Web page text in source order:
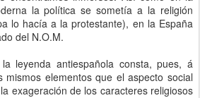
la política se sometía a la religión
lo hacía a la protestante), en la España
del N.O.M.
leyenda antiespañola consta, pues, á
mismos elementos que el aspecto social
exageración de los caracteres religiosos